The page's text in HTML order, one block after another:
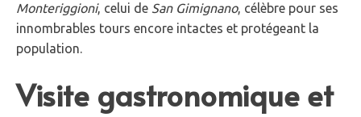
Monteriggioni, celui de San Gimignano, célèbre pour ses
innombrables tours encore intactes et protégeant la
population.
Visite gastronomique et